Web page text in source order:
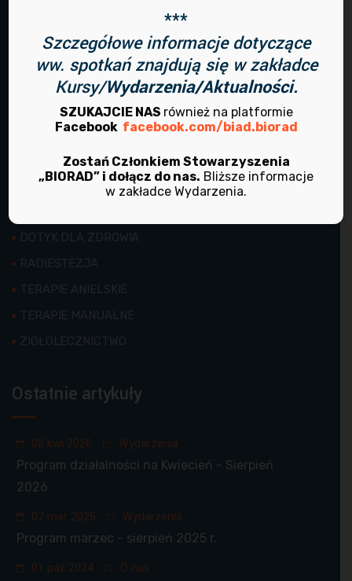
Przydatne linki
BIOENERGOTERAPIA
DOTYK DLA ZDROWIA
RADIESTEZJA
TERAPIE ANIELSKIE
TERAPIE MANUALNE
ZIOŁOLECZNICTWO
Ostatnie artykuły
08 kwi 2026 Wydarzenia
Program działalności na Kwiecień - Sierpień
2026
07 mar 2025 Wydarzenia
Program marzec - sierpień 2025 r.
01 paź 2024 O nas
***
Szczegółowe informacje dotyczące
ww. spotkań znajdują się w zakładce
Kursy/Wydarzenia/Aktualności.
SZUKAJCIE NAS również na platformie
Facebook facebook.com/biad.biorad
Zostań Członkiem Stowarzyszenia
„BIORAD” i dołącz do nas. Bliższe informacje
w zakładce Wydarzenia.